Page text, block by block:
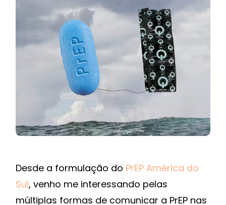
Desde a formulação do PrEP América do
Sul, venho me interessando pelas
múltiplas formas de comunicar a PrEP nas